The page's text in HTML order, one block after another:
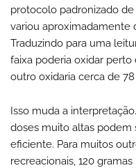
protocolo padronizado de
variou aproximadamente
Traduzindo para uma
faixa poderia oxidar perto
outro oxidaria cerca de
Isso muda a
doses muito altas podem
eficiente. Para muitos
recreacionais, 120